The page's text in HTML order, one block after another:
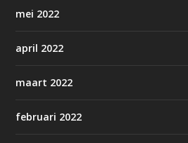
mei 2022
april 2022
maart 2022
februari 2022